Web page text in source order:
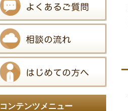
コンテンツメニュー